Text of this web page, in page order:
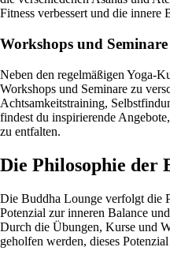
Fitness verbessert und die innere
Workshops und Seminare
Neben den regelmäßigen Yoga-
Workshops und Seminare zu
Achtsamkeitstraining,
findest du inspirierende
zu entfalten.
Die Philosophie der
Die Buddha Lounge verfolgt die
Potenzial zur inneren Balance
Durch die Übungen, Kurse und
geholfen werden, dieses